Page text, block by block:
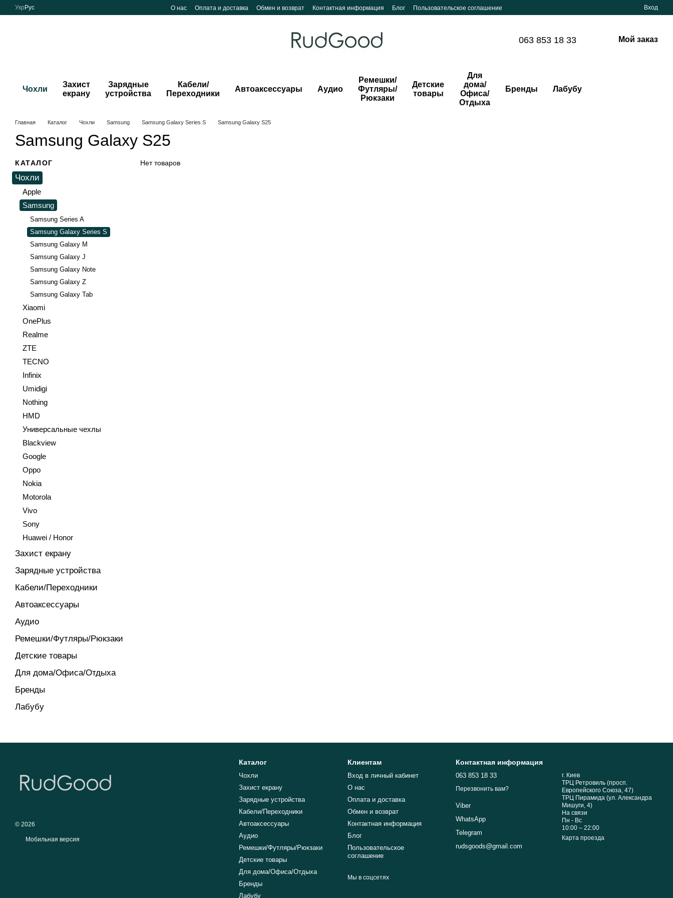
Перейти к основному контенту
Укр Рус О нас Оплата и доставка Обмен и возврат Контактная информация Блог Пользовательское соглашение Вход
063 853 18 33 Мой заказ
Чохли
Захист
екрану
Зарядные
устройства
Кабели/
Переходники
Автоаксессуары Аудио
Ремешки/
Футляры/
Рюкзаки
Детские
товары
Для
дома/
Офиса/
Отдыха
Бренды Лабубу
Главная Каталог Чохли Samsung Samsung Galaxy Series S Samsung Galaxy S25
Samsung Galaxy S25
Нет товаров
КАТАЛОГ
Чохли
Apple
Samsung
Samsung Series A
Samsung Galaxy Series S
Samsung Galaxy M
Samsung Galaxy J
Samsung Galaxy Note
Samsung Galaxy Z
Samsung Galaxy Tab
Xiaomi
OnePlus
Realme
ZTE
TECNO
Infinix
Umidigi
Nothing
HMD
Универсальные чехлы
Blackview
Google
Oppo
Nokia
Motorola
Vivo
Sony
Huawei / Honor
Захист екрану
Зарядные устройства
Кабели/Переходники
Автоаксессуары
Аудио
Ремешки/Футляры/Рюкзаки
Детские товары
Для дома/Офиса/Отдыха
Бренды
Лабубу
© 2026
Мобильная версия
Каталог
Чохли
Захист екрану
Зарядные устройства
Кабели/Переходники
Автоаксессуары
Аудио
Ремешки/Футляры/Рюкзаки
Детские товары
Для дома/Офиса/Отдыха
Бренды
Лабубу
Клиентам
Вход в личный кабинет
О нас
Оплата и доставка
Обмен и возврат
Контактная информация
Блог
Пользовательское
соглашение
Мы в соцсетях
Контактная информация
063 853 18 33
Перезвонить вам?
Viber
WhatsApp
Telegram
rudsgoods@gmail.com
г. Киев
ТРЦ Ретровиль (просп.
Европейского Союза, 47)
ТРЦ Пирамида (ул. Александра
Мишуги, 4)
На связи
Пн - Вс
10:00 – 22:00
Карта проезда